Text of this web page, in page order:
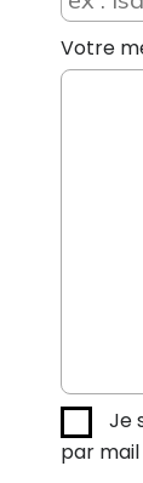
Votre
Je
par